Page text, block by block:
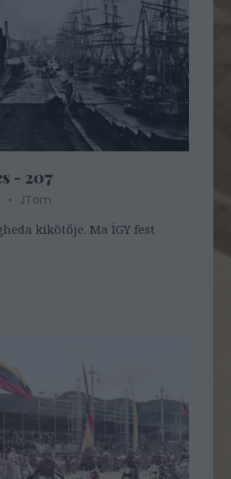
- 207
JTom
kikötője. Ma ÍGY fest